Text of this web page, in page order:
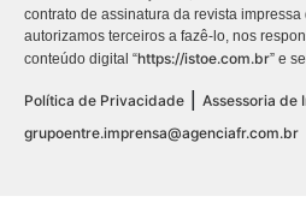
contrato de assinatura da revista
autorizamos terceiros a fazê-lo, nos
conteúdo digital “https://istoe.com.br” e
Política de Privacidade
Assessoria de
grupoentre.imprensa@agenciafr.com.br